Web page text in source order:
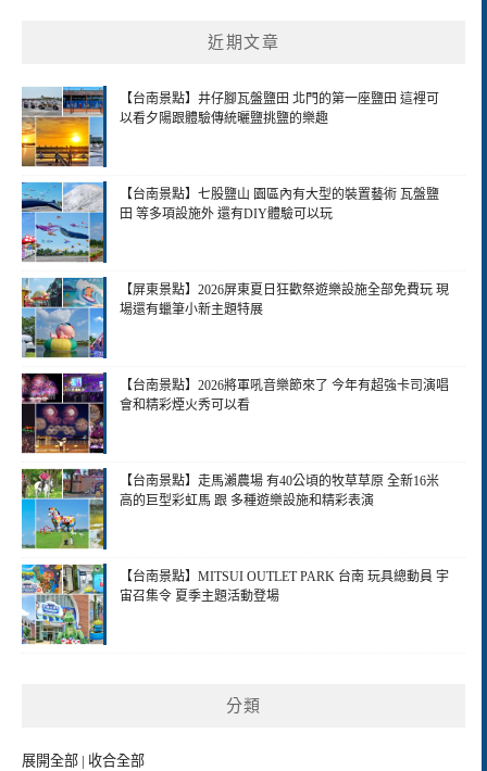
近期文章
【台南景點】井仔腳瓦盤鹽田 北門的第一座鹽田 這裡可
以看夕陽跟體驗傳統曬鹽挑鹽的樂趣
【台南景點】七股鹽山 園區內有大型的裝置藝術 瓦盤鹽
田 等多項設施外 還有DIY體驗可以玩
【屏東景點】2026屏東夏日狂歡祭遊樂設施全部免費玩 現
場還有蠟筆小新主題特展
【台南景點】2026將軍吼音樂節來了 今年有超強卡司演唱
會和精彩煙火秀可以看
【台南景點】走馬瀨農場 有40公頃的牧草草原 全新16米
高的巨型彩虹馬 跟 多種遊樂設施和精彩表演
【台南景點】MITSUI OUTLET PARK 台南 玩具總動員 宇
宙召集令 夏季主題活動登場
分類
展開全部 | 收合全部